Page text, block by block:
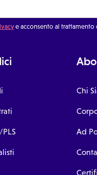
e acconsento al trattamento
Chi
Ad